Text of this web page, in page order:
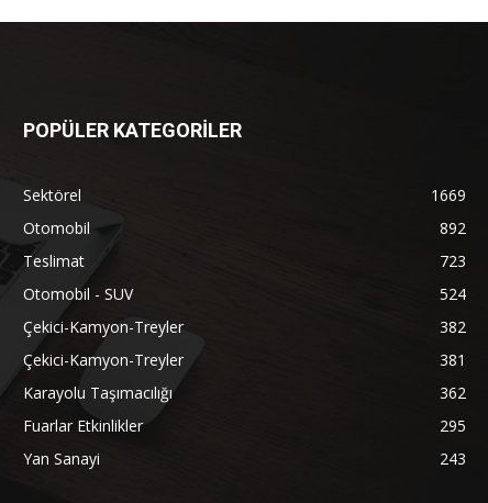
POPÜLER KATEGORİLER
Sektörel
1669
Otomobil
892
Teslimat
723
Otomobil - SUV
524
Çekici-Kamyon-Treyler
382
Çekici-Kamyon-Treyler
381
Karayolu Taşımacılığı
362
Fuarlar Etkinlikler
295
Yan Sanayi
243